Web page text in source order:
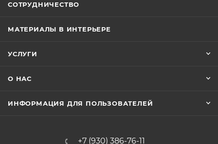
СОТРУДНИЧЕСТВО
МАТЕРИАЛЫ В ИНТЕРЬЕРЕ
УСЛУГИ
О НАС
ИНФОРМАЦИЯ ДЛЯ ПОЛЬЗОВАТЕЛЕЙ
+7 (930) 386-76-11